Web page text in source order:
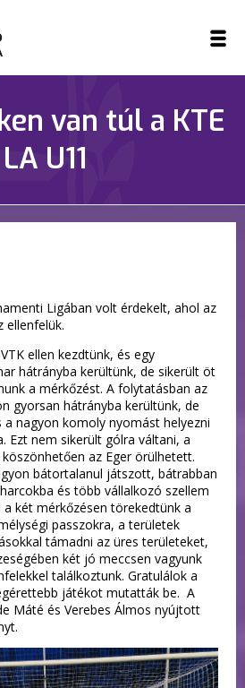
van túl a KTE
LA U11
Ligában volt érdekelt, ahol az
ellenfelük.
ellen kezdtünk, és egy
hátrányba kerültünk, de sikerült öt
a mérkőzést. A folytatásban az
gyorsan hátrányba kerültünk, de
a nagyon komoly nyomást helyezni
Ezt nem sikerült gólra váltani, a
az Eger örülhetett.
bátortalanul játszott, bátrabban
és több vállalkozó szellem
két mérkőzésen törekedtünk a
passzokra, a területek
támadni az üres területeket,
két jó meccsen vagyunk
találkoztunk. Gratulálok a
játékot mutatták be. A
Máté és Verebes Álmos nyújtott